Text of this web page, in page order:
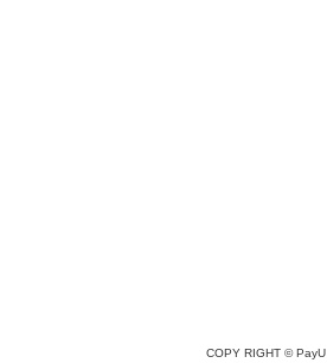
COPY RIGHT ©PayU